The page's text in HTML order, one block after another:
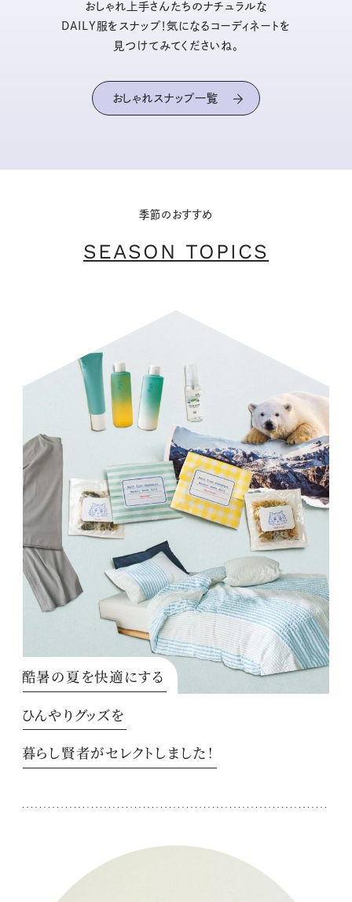
おしゃれ上手さんたちのナチュラルな
DAILY服をスナップ！気になるコーディネートを
見つけてみてくださいね。
おしゃれスナップ一覧
季節のおすすめ
SEASON TOPICS
酷暑の夏を快適にする
ひんやりグッズを
暮らし賢者がセレクトしました！